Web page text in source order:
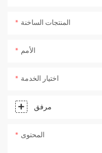
المنتجات الساخنة
الأمم
اختيار الخدمة
مرفق
المحتوى